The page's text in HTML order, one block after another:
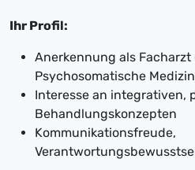
Ihr Profil:
Anerkennung als
Psychosomatische
Interesse an integrativen,
Behandlungskonzepten
Kommunikationsfreude,